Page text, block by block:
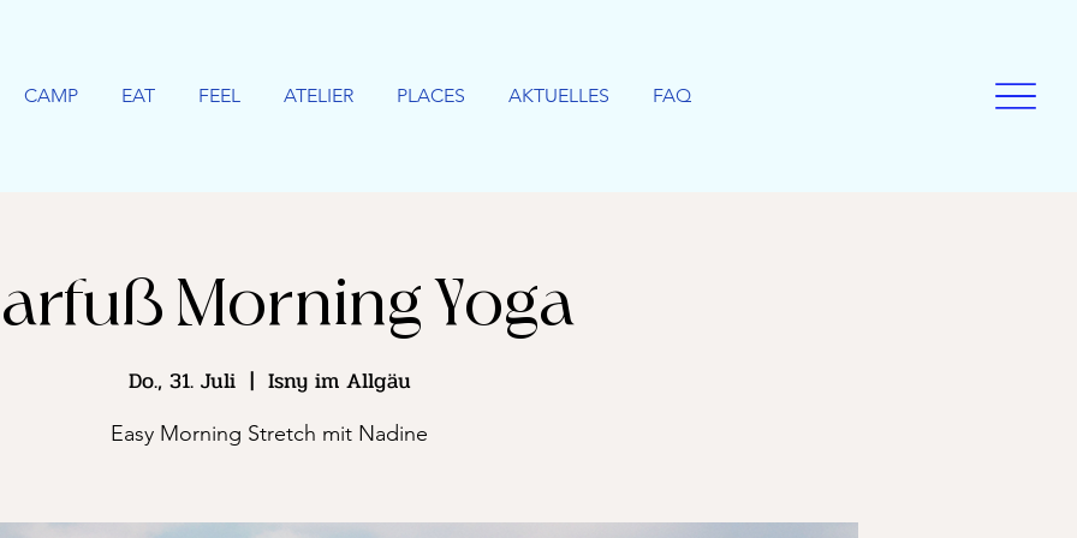
CAMP EAT FEEL ATELIER PLACES AKTUELLES FAQ
Morning Yoga
Do., 31. Juli
  |
Isny im Allgäu
Easy Morning Stretch mit Nadine